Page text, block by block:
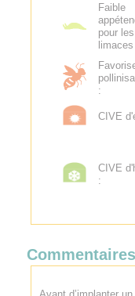
Faible
pour les
limaces
:
CIVE
CIVE
:
Commentaires